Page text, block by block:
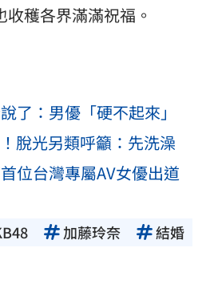
穫各界滿滿祝福。
了：男優「硬不起來」
脫光另類呼籲：先洗澡
位台灣專屬AV女優出道
加藤玲奈
結婚